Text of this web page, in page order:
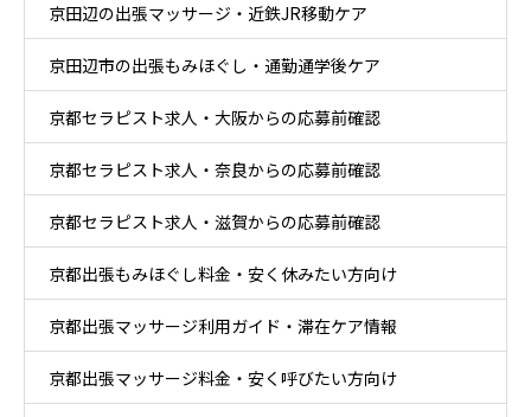
京田辺の出張マッサージ・近鉄JR移動ケア
京田辺市の出張もみほぐし・通勤通学後ケア
京都セラピスト求人・大阪からの応募前確認
京都セラピスト求人・奈良からの応募前確認
京都セラピスト求人・滋賀からの応募前確認
京都出張もみほぐし料金・安く休みたい方向け
京都出張マッサージ利用ガイド・滞在ケア情報
京都出張マッサージ料金・安く呼びたい方向け